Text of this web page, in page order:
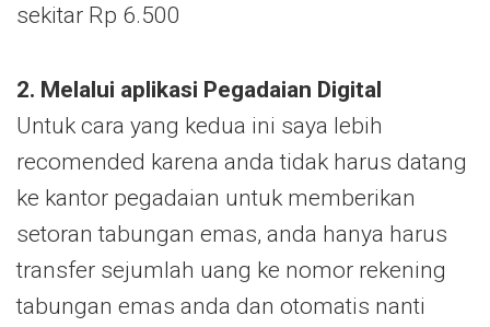
sekitar Rp 6.500
2. Melalui aplikasi Pegadaian Digital
Untuk cara yang kedua ini saya lebih
recomended karena anda tidak harus datang
ke kantor pegadaian untuk memberikan
setoran tabungan emas, anda hanya harus
transfer sejumlah uang ke nomor rekening
tabungan emas anda dan otomatis nanti